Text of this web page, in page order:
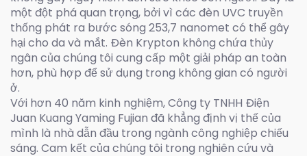
một đột phá quan trọng, bởi vì các đèn UVC truyền
thống phát ra bước sóng 253,7 nanomet có thể gây
hại cho da và mắt. Đèn Krypton không chứa thủy
ngân của chúng tôi cung cấp một giải pháp an toàn
hơn, phù hợp để sử dụng trong không gian có người
ở.
Với hơn 40 năm kinh nghiệm, Công ty TNHH Điện
Juan Kuang Yaming Fujian đã khẳng định vị thế của
mình là nhà dẫn đầu trong ngành công nghiệp chiếu
sáng. Cam kết của chúng tôi trong nghiên cứu và